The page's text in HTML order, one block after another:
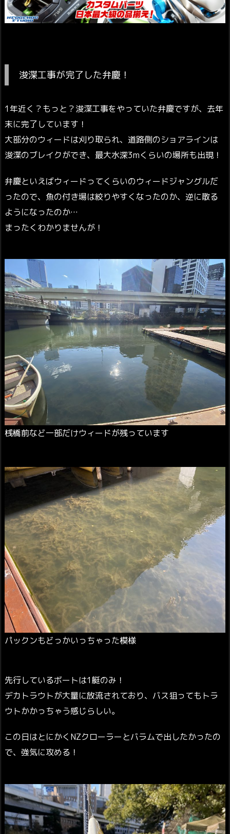
浚渫工事が完了した弁慶！
1年近く？もっと？浚渫工事をやっていた弁慶ですが、去年
末に完了しています！
大部分のウィードは刈り取られ、道路側のショアラインは
浚渫のブレイクができ、最大水深3mくらいの場所も出現！
弁慶といえばウィードってくらいのウィードジャングルだ
ったので、魚の付き場は絞りやすくなったのか、逆に散る
ようになったのか…
まったくわかりませんが！
桟橋前など一部だけウィードが残っています
パックンもどっかいっちゃった模様
先行しているボートは1艇のみ！
デカトラウトが大量に放流されており、バス狙ってもトラ
ウトかかっちゃう感じらしい。
この日はとにかくNZクローラーとバラムで出したかったの
で、強気に攻める！